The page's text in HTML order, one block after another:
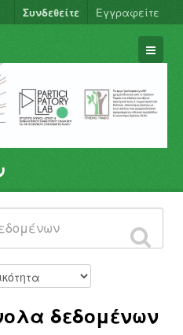
Συνδεθείτε Εγγραφείτε
δεδομένων